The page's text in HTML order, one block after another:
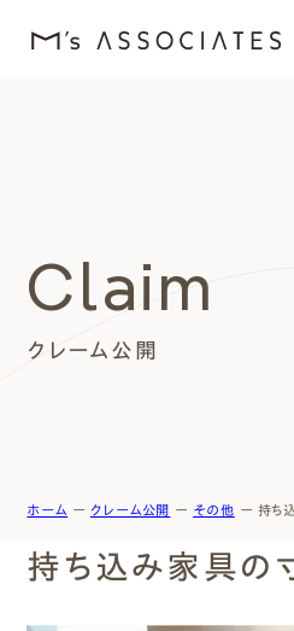
エムズを愛する人たち
施工事例
エムズのこと
クレーム公開
Claim
ホーム ー クレーム公開 ー その他 ー 持ち
持ち込み家具の